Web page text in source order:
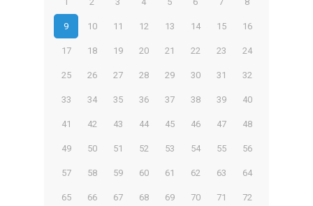
9 10 11 12 13 14 15 16
17 18 19 20 21 22 23 24
25 26 27 28 29 30 31 32
33 34 35 36 37 38 39 40
41 42 43 44 45 46 47 48
49 50 51 52 53 54 55 56
57 58 59 60 61 62 63 64
65 66 67 68 69 70 71 72